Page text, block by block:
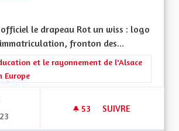
officiel le drapeau Rot un wiss : logo
fronton des...
de la catégorie : La Culture, l'Education et
et le rayonnement de l'Alsace
Europe
53 53 ABONNÉS
SUIVRE